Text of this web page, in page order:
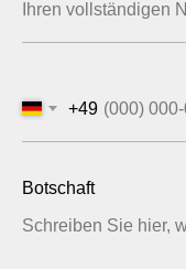
+49
Botschaft